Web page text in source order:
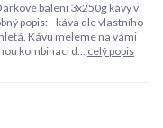
balení 3x250g kávy v
popis:– káva dle vlastního
Kávu meleme na vámi
kombinaci d... celý popis